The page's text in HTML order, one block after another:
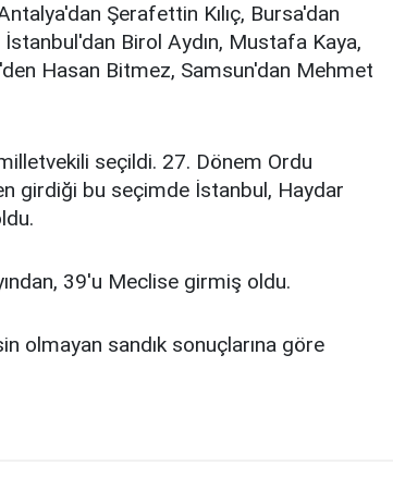
Şerafettin Kılıç, Bursa'dan
Birol Aydın, Mustafa Kaya,
Hasan Bitmez, Samsun'dan Mehmet
seçildi. 27. Dönem Ordu
girdiği bu seçimde İstanbul, Haydar
39'u Meclise girmiş oldu.
olmayan sandık sonuçlarına göre